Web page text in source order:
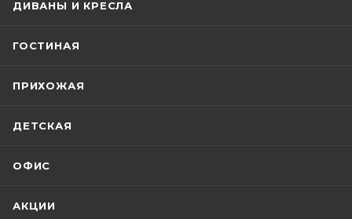
ДИВАНЫ И КРЕСЛА
ГОСТИНАЯ
ПРИХОЖАЯ
ДЕТСКАЯ
ОФИС
АКЦИИ